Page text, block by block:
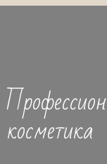
косметика